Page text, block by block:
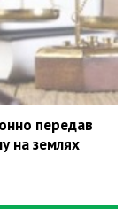
передав
на землях